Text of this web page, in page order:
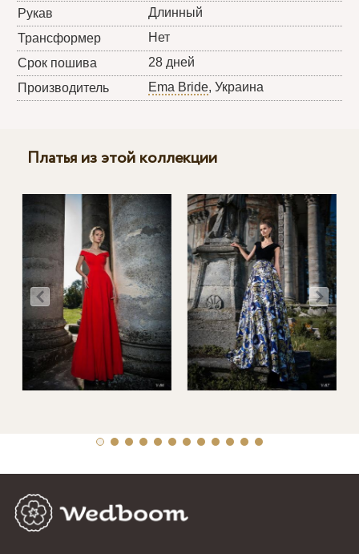
Рукав
Длинный
Трансформер
Нет
Срок пошива
28 дней
Производитель
Ema Bride, Украина
Платья из этой коллекции